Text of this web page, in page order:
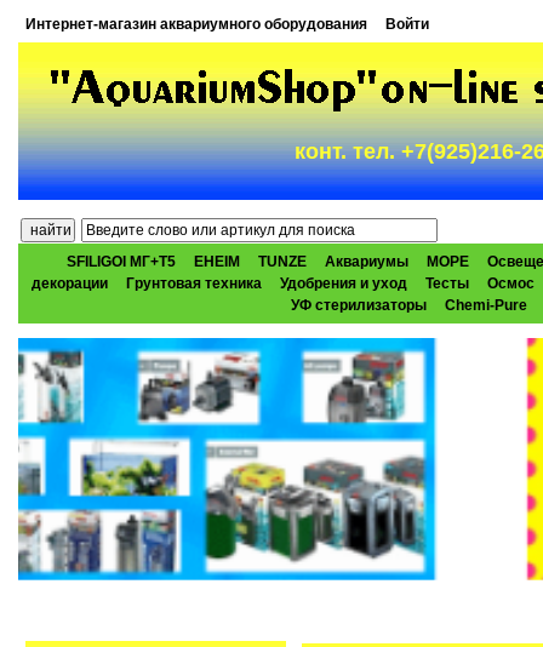
Интернет-магазин аквариумного оборудования Войти
конт. тел. +7(925)216-
SFILIGOI МГ+Т5 EHEIM TUNZE Аквариумы МОРЕ
декорации
Грунтовая техника Удобрения и уход Тесты
Осмос
УФ стерилизаторы
Chemi-Pure